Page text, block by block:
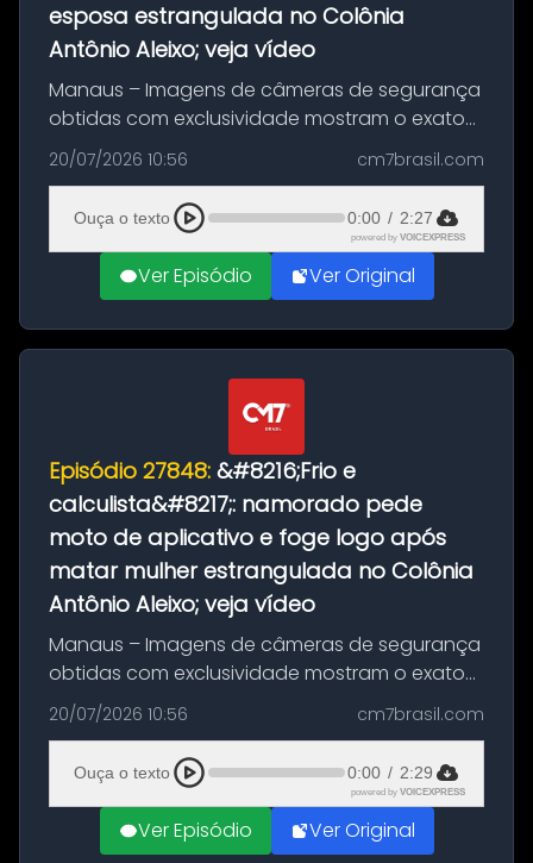
esposa estrangulada no Colônia
Antônio Aleixo; veja vídeo
Manaus – Imagens de câmeras de segurança
obtidas com exclusividade mostram o exato
momento da fuga do principal suspeito da
morte de Larissa Araújo, de 28 anos. O crime
ocorreu na noite deste último d...
20/07/2026 10:56 cm7brasil.com
Ouça o texto 0:00 / 2:27
powered by VOICEXPRESS
Ver Episódio Ver Original
Episódio 27848: &#8216;Frio e
calculista&#8217;: namorado pede
moto de aplicativo e foge logo após
matar mulher estrangulada no Colônia
Antônio Aleixo; veja vídeo
Manaus – Imagens de câmeras de segurança
obtidas com exclusividade mostram o exato
momento da fuga do principal suspeito da
morte de Larissa Araújo, de 28 anos. O crime
ocorreu na noite deste último d...
20/07/2026 10:56 cm7brasil.com
Ouça o texto 0:00 / 2:29
powered by VOICEXPRESS
Ver Episódio Ver Original